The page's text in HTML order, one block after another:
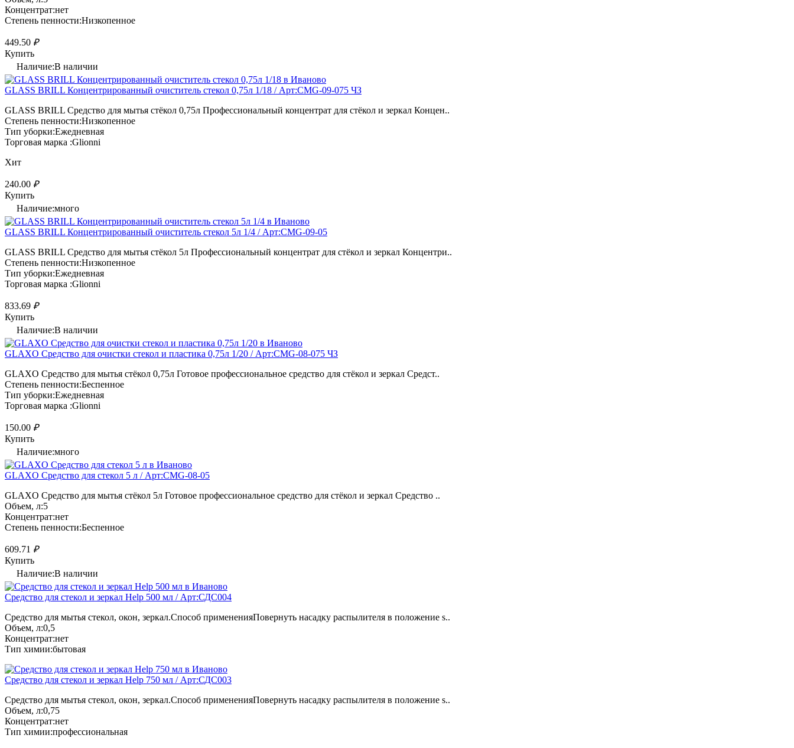
Концентрат:нет
Степень пенности:Низкопенное
449.50 ₽
Купить
Наличие:В наличии
GLASS BRILL Концентрированный очиститель стекол 0,75л 1/18 / Арт:CMG-09-075 ЧЗ
GLASS BRILL Средство для мытья стёкол 0,75л Профессиональный концентрат для стёкол и зеркал Концен..
Степень пенности:Низкопенное
Тип уборки:Ежедневная
Торговая марка :Glionni
Хит
240.00 ₽
Купить
Наличие:много
GLASS BRILL Концентрированный очиститель стекол 5л 1/4 / Арт:CMG-09-05
GLASS BRILL Средство для мытья стёкол 5л Профессиональный концентрат для стёкол и зеркал Концентри..
Степень пенности:Низкопенное
Тип уборки:Ежедневная
Торговая марка :Glionni
833.69 ₽
Купить
Наличие:В наличии
GLAXO Средство для очистки стекол и пластика 0,75л 1/20 / Арт:CMG-08-075 ЧЗ
GLAXO Средство для мытья стёкол 0,75л Готовое профессиональное средство для стёкол и зеркал Средст..
Степень пенности:Беспенное
Тип уборки:Ежедневная
Торговая марка :Glionni
150.00 ₽
Купить
Наличие:много
GLAXO Средство для стекол 5 л / Арт:CMG-08-05
GLAXO Средство для мытья стёкол 5л Готовое профессиональное средство для стёкол и зеркал Средство ..
Объем, л:5
Концентрат:нет
Степень пенности:Беспенное
609.71 ₽
Купить
Наличие:В наличии
Средство для стекол и зеркал Help 500 мл / Арт:СДС004
Средство для мытья стекол, окон, зеркал.Способ примененияПовернуть насадку распылителя в положение s..
Объем, л:0,5
Концентрат:нет
Тип химии:бытовая
Средство для стекол и зеркал Help 750 мл / Арт:СДС003
Средство для мытья стекол, окон, зеркал.Способ примененияПовернуть насадку распылителя в положение s..
Объем, л:0,75
Концентрат:нет
Тип химии:профессиональная